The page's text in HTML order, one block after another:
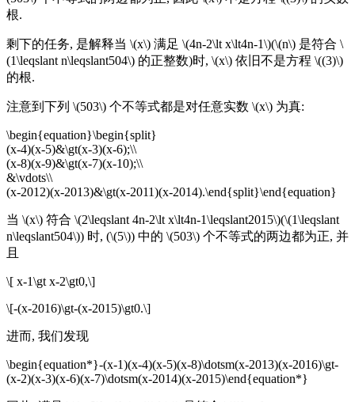
根.
剩下的任务, 是解释当 \(x\) 满足 \(4n-2\lt x\lt4n-1\)(\(n\) 是符合 \
(1\leqslant n\leqslant504\) 的正整数)时, \(x\) 依旧不是方程 \((3)\)
的根.
注意到下列 \(503\) 个不等式都是对任意实数 \(x\) 为真:
\begin{equation}\begin{split}
(x-4)(x-5)&\gt(x-3)(x-6);\\
(x-8)(x-9)&\gt(x-7)(x-10);\\
&\vdots\\
(x-2012)(x-2013)&\gt(x-2011)(x-2014).\end{split}\end{equation}
当 \(x\) 符合 \(2\leqslant 4n-2\lt x\lt4n-1\leqslant2015\)(\(1\leqslant
n\leqslant504\)) 时, (\(5\)) 中的 \(503\) 个不等式的两边都为正, 并
且
\[ x-1\gt x-2\gt0,\]
\[-(x-2016)\gt-(x-2015)\gt0.\]
进而, 我们发现
\begin{equation*}-(x-1)(x-4)(x-5)(x-8)\dotsm(x-2013)(x-2016)\gt-
(x-2)(x-3)(x-6)(x-7)\dotsm(x-2014)(x-2015)\end{equation*}